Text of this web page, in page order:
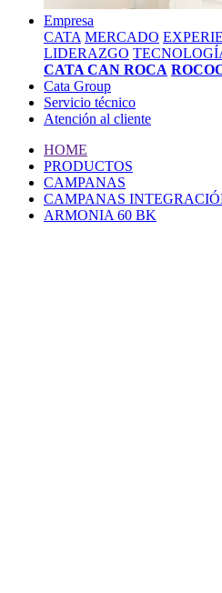
Empresa
CATA MERCADO
LIDERAZGO
CATA CAN ROCA
Cata Group
Servicio técnico
Atención al cliente
HOME
PRODUCTOS
CAMPANAS
CAMPANAS
ARMONIA 60 BK